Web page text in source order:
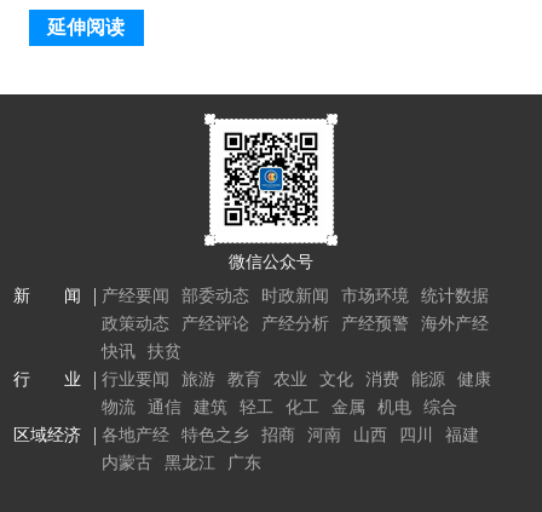
延伸阅读
微信公众号
新 闻
产经要闻 部委动态 时政新闻 市场环境
统计数据
政策动态
产经评论 产经分析 产经预警
海外产经
快讯
扶贫
行 业
行业要闻 旅游 教育 农业 文化 消费 能源
健康
物流
通信 建筑 轻工 化工 金属 机电
综合
区域经济
各地产经 特色之乡 招商 河南 山西 四川
福建
内蒙古
黑龙江 广东